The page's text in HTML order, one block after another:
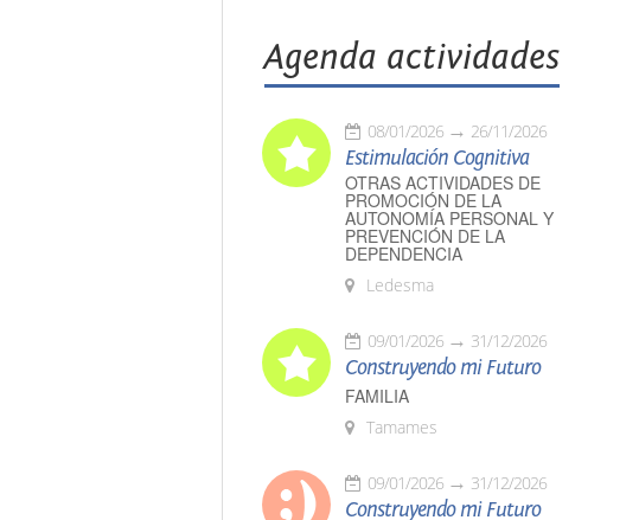
Agenda actividades
08/01/2026 26/11/2026
Estimulación Cognitiva
OTRAS ACTIVIDADES DE
PROMOCIÓN DE LA
AUTONOMÍA PERSONAL Y
PREVENCIÓN DE LA
DEPENDENCIA
Ledesma
09/01/2026 31/12/2026
Construyendo mi Futuro
FAMILIA
Tamames
09/01/2026 31/12/2026
Construyendo mi Futuro